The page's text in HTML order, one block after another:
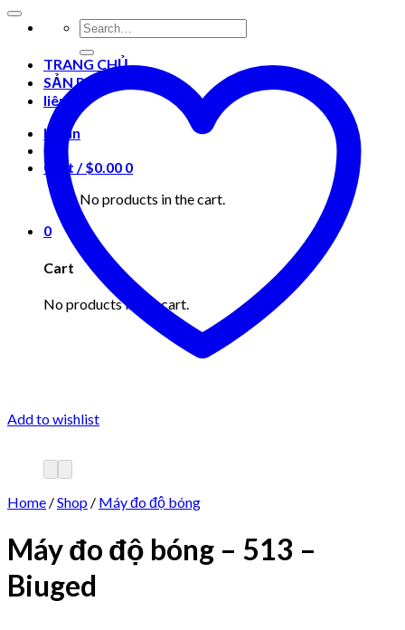
Search
for:
TRANG CHỦ
SẢN PHẨM
liên hệ
Login
Cart /$0.00 0
No products in the cart.
0
Cart
No products in the cart.
Add to wishlist
Home /Shop / Máy đo độ bóng
Máy đo độ bóng – 513 –
Biuged